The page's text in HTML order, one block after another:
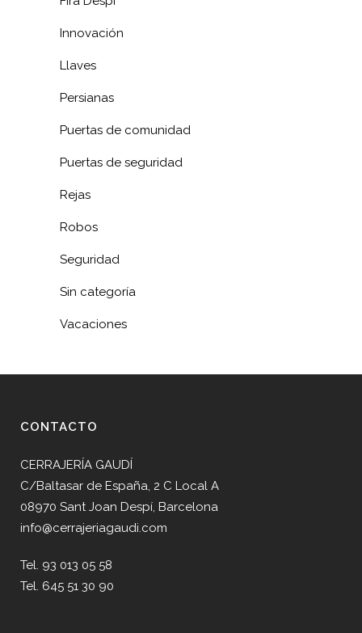
Innovación
Llaves
Persianas
Puertas de comunidad
Puertas de seguridad
Rejas
Robos
Seguridad
Sin categoría
Vacaciones
CONTACTO
CERRAJERÍA GAUDÍ
C/Baltasar de España, 2 C Local A
08970 Sant Joan Despí, Barcelona
info@cerrajeriagaudi.com
Tel. 93 013 05 58
Tel. 645 51 30 90